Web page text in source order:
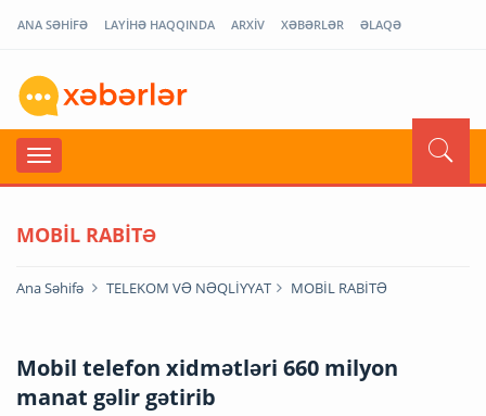
ANA SƏHİFƏ LAYİHƏ HAQQINDA ARXİV XƏBƏRLƏR ƏLAQƏ
MOBİL RABİTƏ
Ana Səhifə TELEKOM VƏ NƏQLİYYAT MOBİL RABİTƏ
Mobil telefon xidmətləri 660 milyon
manat gəlir gətirib